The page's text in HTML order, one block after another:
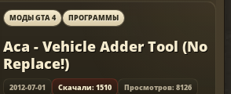
МОДЫ GTA 4 ПРОГРАММЫ
Aca - Vehicle Adder Tool (No
Replace!)
2012-07-01 Скачали: 1510
Просмотров: 8126